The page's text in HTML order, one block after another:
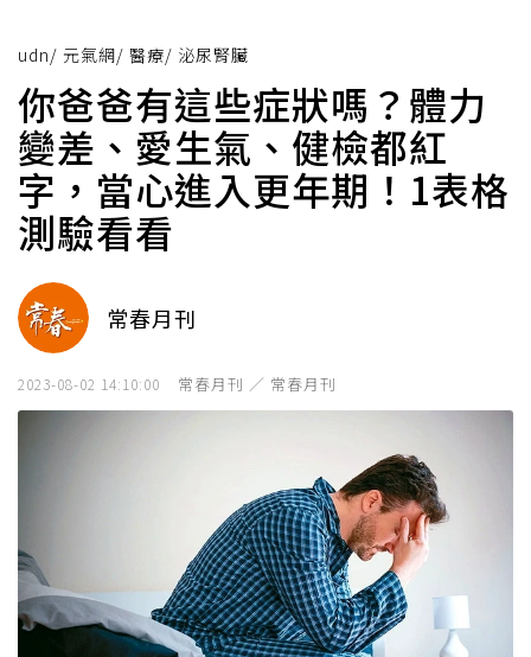
udn/ 元氣網/ 醫療/ 泌尿腎臟
你爸爸有這些症狀嗎？體力
變差、愛生氣、健檢都紅
字，當心進入更年期！1表格
測驗看看
常春月刊
2023-08-02 14:10:00 常春月刊 ／ 常春月刊